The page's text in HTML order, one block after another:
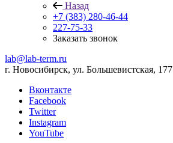
Назад
+7 (383) 280-46-44
227-75-33
Заказать звонок
lab@lab-term.ru
г. Новосибирск, ул. Большевистская, 177
Вконтакте
Facebook
Twitter
Instagram
YouTube